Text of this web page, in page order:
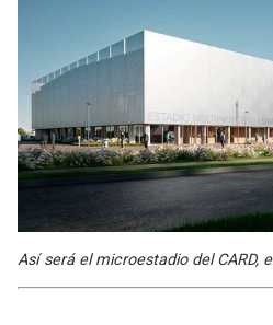
Así será el microestadio del CARD,